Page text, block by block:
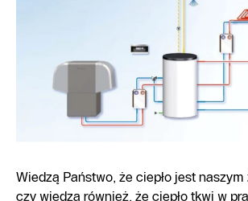
Wiedzą Państwo, że ciepło jest naszym
czy wiedzą również, że ciepło tkwi w